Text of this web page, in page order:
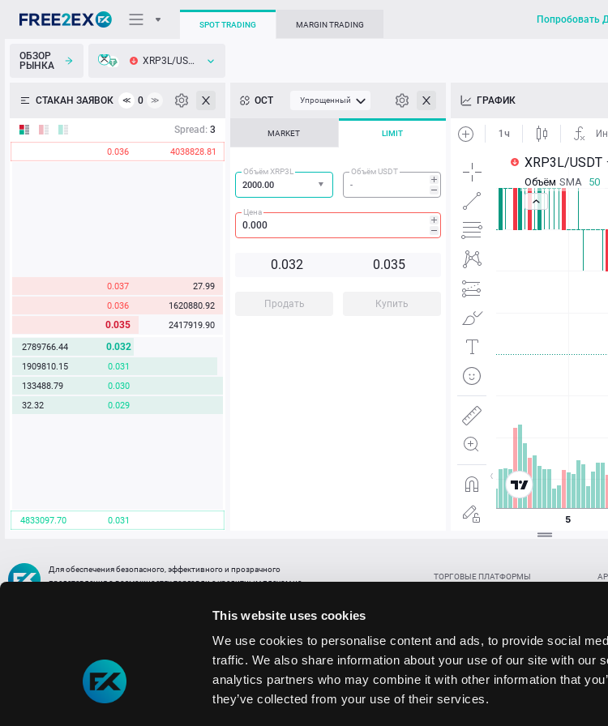
This website uses cookies
We use cookies to personalise content and ads, to provide social
traffic. We also share information about your use of our site with our
analytics partners who may combine it with other information that
they’ve collected from your use of their services.
Heatmap
База знаний
SPOT TRADING MARGIN TRADING Попробовать
ОБЗОР
РЫНКА
XRP3L/USDT
СТАКАН ЗАЯВОК ≪ 0 ≫
Spread: 3
0.036 4038828.81
0.037
27.99
0.036
1620880.92
0.035 2417919.90
0.032
2789766.44
0.031
1909810.15
0.030
133488.79
0.029
32.32
0.031
4833097.70
ОСТ Упрощенный
MARKET LIMIT
Объём XRP3L Объём USDT
Цена
0.032 0.035
Продать Купить
ГРАФИК
ТОРГОВЫЕ ПЛАТФОРМЫ
Приложение TickTrader для iOS
Для обеспечения безопасного, эффективного и прозрачного
представления о возможностях торговли с кредитным плечом на
платформе являются цифровыми токенами, представляющими
Информация о рисках
1. Деятельность, связанная со сделками (операциями) с токенами связана
с высоким уровнем риска полной потери денежных средств и иных объектов гражданских прав (инвестиций), переданных в обмен на токены (в
технических сбоев (ошибок); совершения противоправных действий, включая хищение).